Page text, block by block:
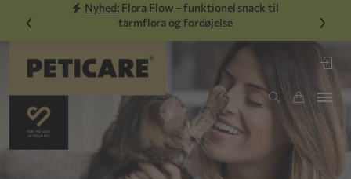
‹
Nyhed:Flora Flow – funktionel snack til
tarmflora og fordøjelse
›